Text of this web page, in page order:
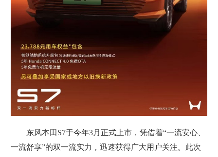
东风本田S7于今年3月正式上市，凭借着“一流安心、
一流舒享”的双一流实力，迅速获得广大用户关注。此次